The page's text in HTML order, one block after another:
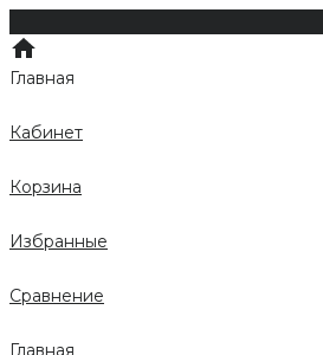
Главная
Кабинет
Корзина
Избранные
Сравнение
Главная